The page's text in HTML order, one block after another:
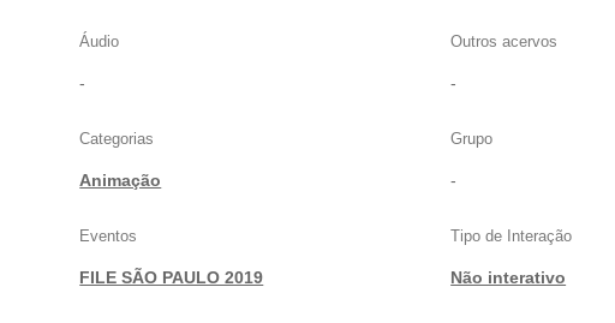
Áudio
-
Categorias
Animação
Eventos
FILE SÃO PAULO 2019
Outros acervos
-
Grupo
-
Tipo de Interação
Não interativo